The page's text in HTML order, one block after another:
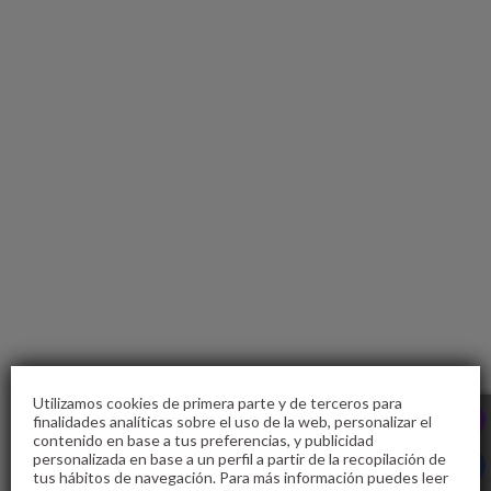
Utilizamos cookies de primera parte y de terceros para
finalidades analíticas sobre el uso de la web, personalizar el
contenido en base a tus preferencias, y publicidad
personalizada en base a un perfil a partir de la recopilación de
tus hábitos de navegación. Para más información puedes leer